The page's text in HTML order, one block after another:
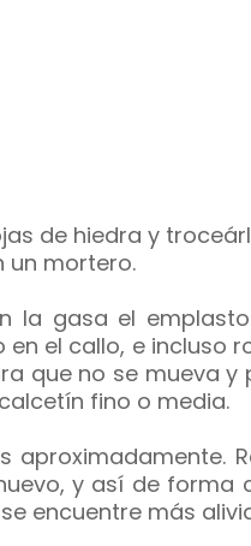
de hiedra y
un mortero.
la gasa el
el callo, e incluso
que no se mueva y
fino o media.
aproximadamente.
y así de forma
encuentre más